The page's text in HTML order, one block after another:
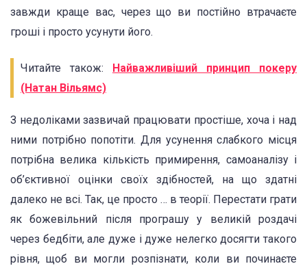
завжди краще вас, через що ви постійно втрачаєте
гроші і просто усунути його.
Читайте також: Найважливіший принцип покеру
(Натан Вільямс)
З недоліками зазвичай працювати простіше, хоча і над
ними потрібно попотіти. Для усунення слабкого місця
потрібна велика кількість примирення, самоаналізу і
об’єктивної оцінки своїх здібностей, на що здатні
далеко не всі. Так, це просто … в теорії. Перестати грати
як божевільний після програшу у великій роздачі
через бедбіти, але дуже і дуже нелегко досягти такого
рівня, щоб ви могли розпізнати, коли ви починаєте